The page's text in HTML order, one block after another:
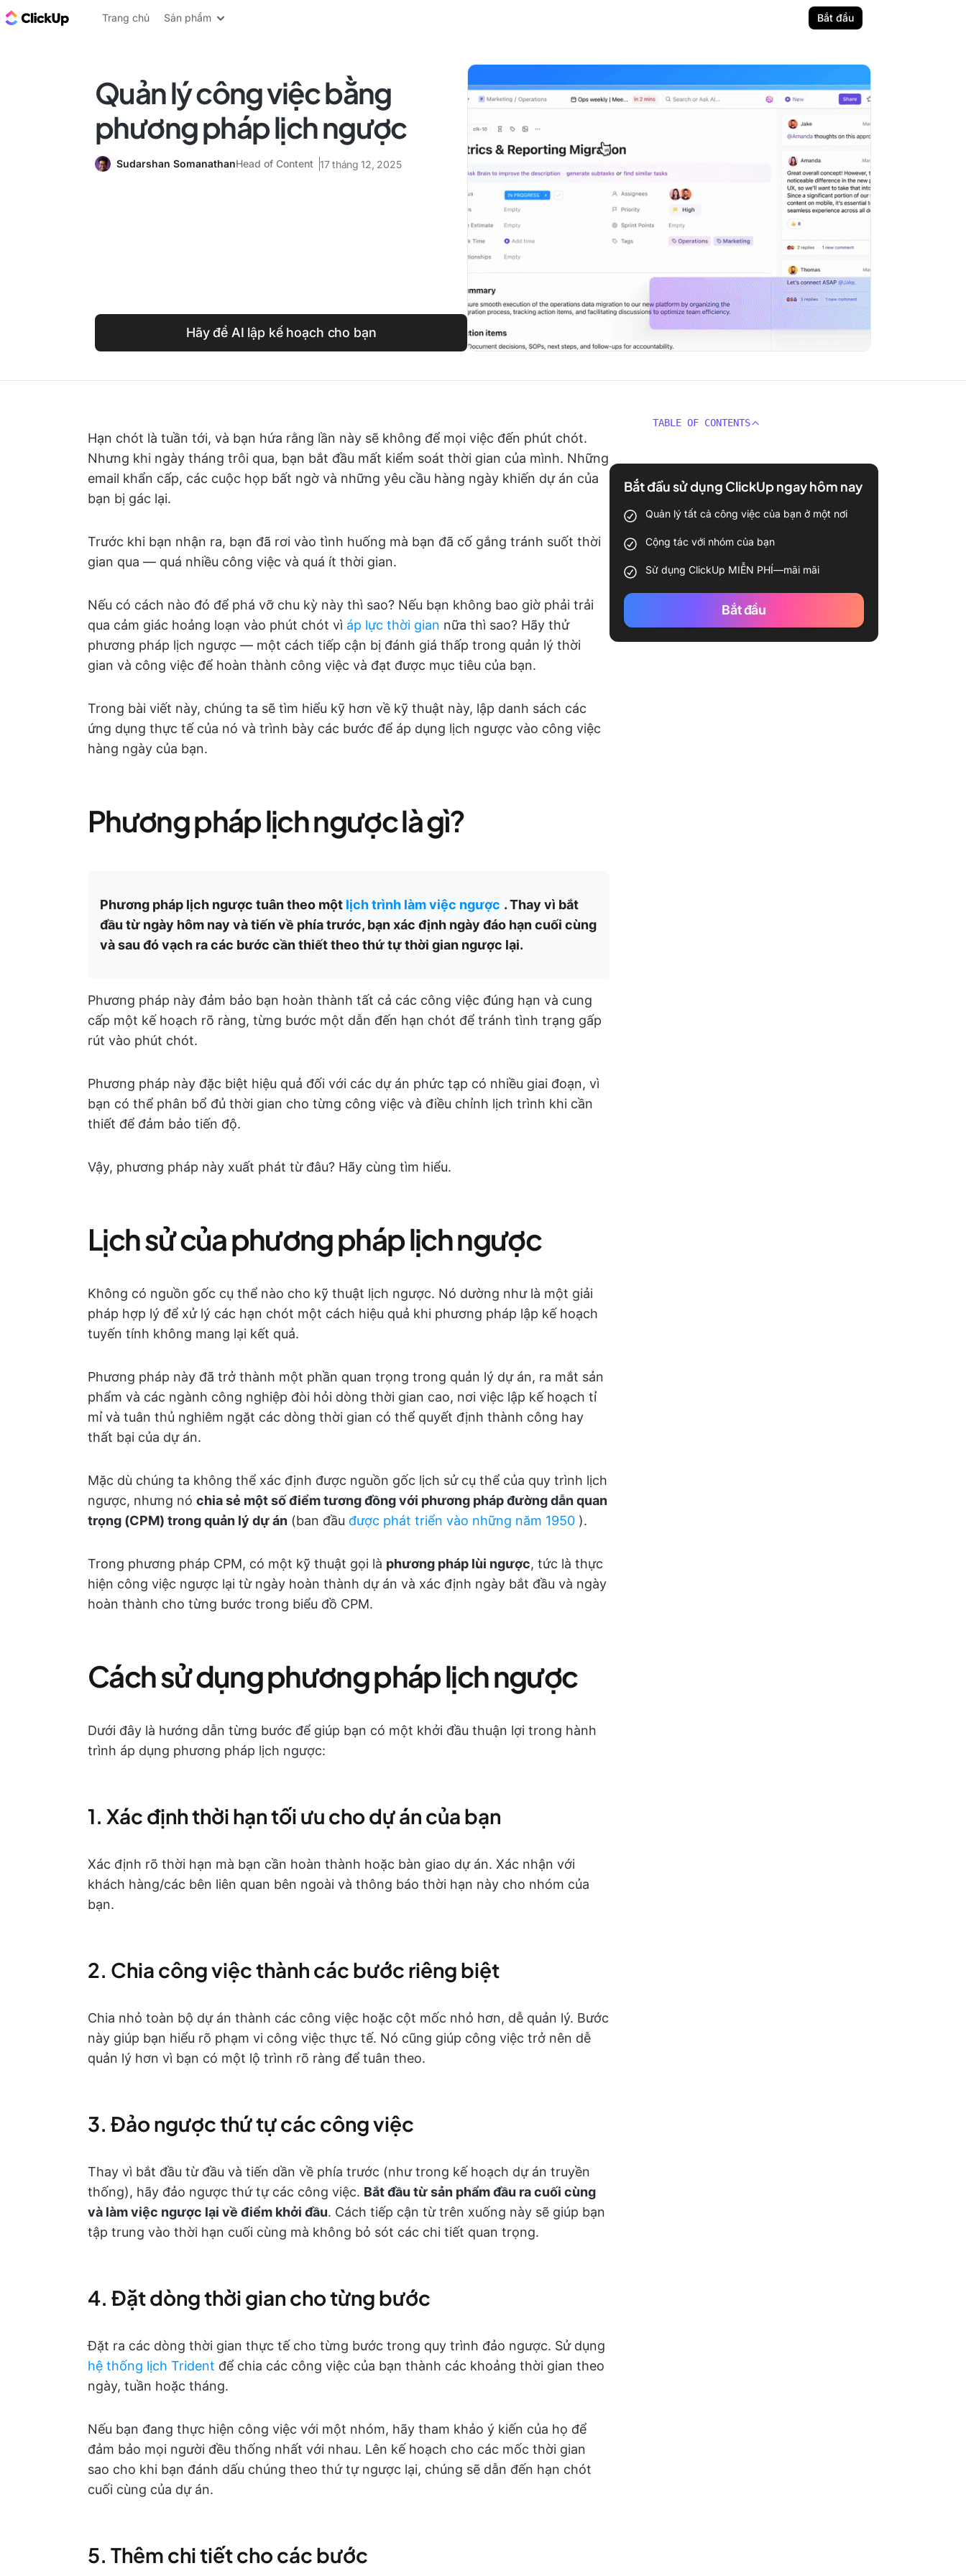
ClickUp Blog
Trang chủ Sản phẩm Bắt đầu
Quản lý công việc bằng
phương pháp lịch ngược
Sudarshan SomanathanHead of Content 17 tháng 12, 2025
Hãy để AI lập kế hoạch cho bạn
Hạn chót là tuần tới, và bạn hứa rằng lần này sẽ không để mọi việc đến phút chót.
Nhưng khi ngày tháng trôi qua, bạn bắt đầu mất kiểm soát thời gian của mình. Những
email khẩn cấp, các cuộc họp bất ngờ và những yêu cầu hàng ngày khiến dự án của
bạn bị gác lại.
Trước khi bạn nhận ra, bạn đã rơi vào tình huống mà bạn đã cố gắng tránh suốt thời
gian qua — quá nhiều công việc và quá ít thời gian.
Nếu có cách nào đó để phá vỡ chu kỳ này thì sao? Nếu bạn không bao giờ phải trải
qua cảm giác hoảng loạn vào phút chót vì áp lực thời gian nữa thì sao? Hãy thử
phương pháp lịch ngược — một cách tiếp cận bị đánh giá thấp trong quản lý thời
gian và công việc để hoàn thành công việc và đạt được mục tiêu của bạn.
Trong bài viết này, chúng ta sẽ tìm hiểu kỹ hơn về kỹ thuật này, lập danh sách các
ứng dụng thực tế của nó và trình bày các bước để áp dụng lịch ngược vào công việc
hàng ngày của bạn.
Phương pháp lịch ngược là gì?
Phương pháp lịch ngược tuân theo một lịch trình làm việc ngược . Thay vì bắt
đầu từ ngày hôm nay và tiến về phía trước, bạn xác định ngày đáo hạn cuối cùng
và sau đó vạch ra các bước cần thiết theo thứ tự thời gian ngược lại.
Phương pháp này đảm bảo bạn hoàn thành tất cả các công việc đúng hạn và cung
cấp một kế hoạch rõ ràng, từng bước một dẫn đến hạn chót để tránh tình trạng gấp
rút vào phút chót.
Phương pháp này đặc biệt hiệu quả đối với các dự án phức tạp có nhiều giai đoạn, vì
bạn có thể phân bổ đủ thời gian cho từng công việc và điều chỉnh lịch trình khi cần
thiết để đảm bảo tiến độ.
Vậy, phương pháp này xuất phát từ đâu? Hãy cùng tìm hiểu.
Lịch sử của phương pháp lịch ngược
Không có nguồn gốc cụ thể nào cho kỹ thuật lịch ngược. Nó dường như là một giải
pháp hợp lý để xử lý các hạn chót một cách hiệu quả khi phương pháp lập kế hoạch
tuyến tính không mang lại kết quả.
Phương pháp này đã trở thành một phần quan trọng trong quản lý dự án, ra mắt sản
phẩm và các ngành công nghiệp đòi hỏi dòng thời gian cao, nơi việc lập kế hoạch tỉ
mỉ và tuân thủ nghiêm ngặt các dòng thời gian có thể quyết định thành công hay
thất bại của dự án.
Mặc dù chúng ta không thể xác định được nguồn gốc lịch sử cụ thể của quy trình lịch
ngược, nhưng nó chia sẻ một số điểm tương đồng với phương pháp đường dẫn quan
trọng (CPM) trong quản lý dự án (ban đầu được phát triển vào những năm 1950 ).
Trong phương pháp CPM, có một kỹ thuật gọi là phương pháp lùi ngược, tức là thực
hiện công việc ngược lại từ ngày hoàn thành dự án và xác định ngày bắt đầu và ngày
hoàn thành cho từng bước trong biểu đồ CPM.
Cách sử dụng phương pháp lịch ngược
Dưới đây là hướng dẫn từng bước để giúp bạn có một khởi đầu thuận lợi trong hành
trình áp dụng phương pháp lịch ngược:
1. Xác định thời hạn tối ưu cho dự án của bạn
Xác định rõ thời hạn mà bạn cần hoàn thành hoặc bàn giao dự án. Xác nhận với
khách hàng/các bên liên quan bên ngoài và thông báo thời hạn này cho nhóm của
bạn.
2. Chia công việc thành các bước riêng biệt
Chia nhỏ toàn bộ dự án thành các công việc hoặc cột mốc nhỏ hơn, dễ quản lý. Bước
này giúp bạn hiểu rõ phạm vi công việc thực tế. Nó cũng giúp công việc trở nên dễ
quản lý hơn vì bạn có một lộ trình rõ ràng để tuân theo.
3. Đảo ngược thứ tự các công việc
Thay vì bắt đầu từ đầu và tiến dần về phía trước (như trong kế hoạch dự án truyền
thống), hãy đảo ngược thứ tự các công việc. Bắt đầu từ sản phẩm đầu ra cuối cùng
và làm việc ngược lại về điểm khởi đầu. Cách tiếp cận từ trên xuống này sẽ giúp bạn
tập trung vào thời hạn cuối cùng mà không bỏ sót các chi tiết quan trọng.
4. Đặt dòng thời gian cho từng bước
Đặt ra các dòng thời gian thực tế cho từng bước trong quy trình đảo ngược. Sử dụng
hệ thống lịch Trident để chia các công việc của bạn thành các khoảng thời gian theo
ngày, tuần hoặc tháng.
Nếu bạn đang thực hiện công việc với một nhóm, hãy tham khảo ý kiến của họ để
đảm bảo mọi người đều thống nhất với nhau. Lên kế hoạch cho các mốc thời gian
sao cho khi bạn đánh dấu chúng theo thứ tự ngược lại, chúng sẽ dẫn đến hạn chót
cuối cùng của dự án.
5. Thêm chi tiết cho các bước
TABLE OF CONTENTS
Bắt đầu sử dụng ClickUp ngay hôm nay
Quản lý tất cả công việc của bạn ở một nơi
Cộng tác với nhóm của bạn
Sử dụng ClickUp MIỄN PHÍ—mãi mãi
Bắt đầu